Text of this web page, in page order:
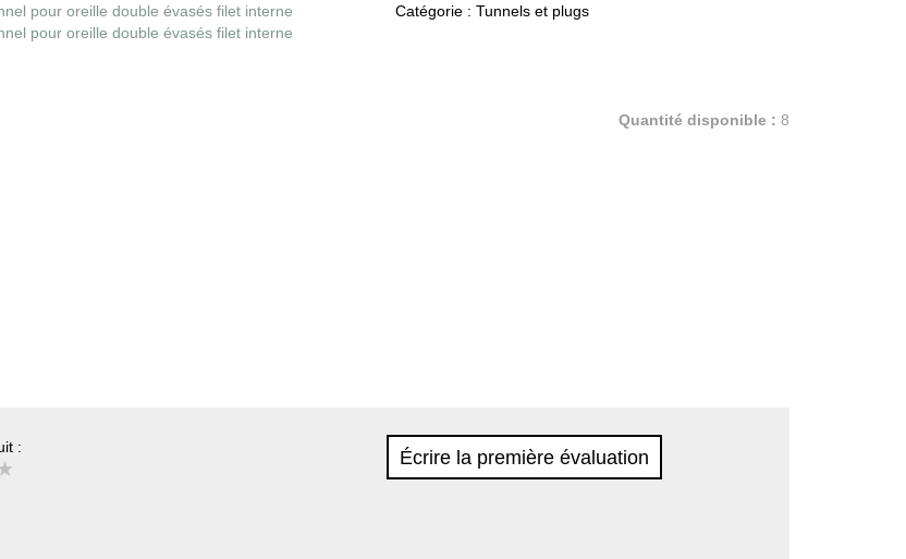
pour oreille double évasés filet interne
pour oreille double évasés filet interne
Catégorie : Tunnels et plugs
Quantité disponible : 8
: Écrire la première évaluation